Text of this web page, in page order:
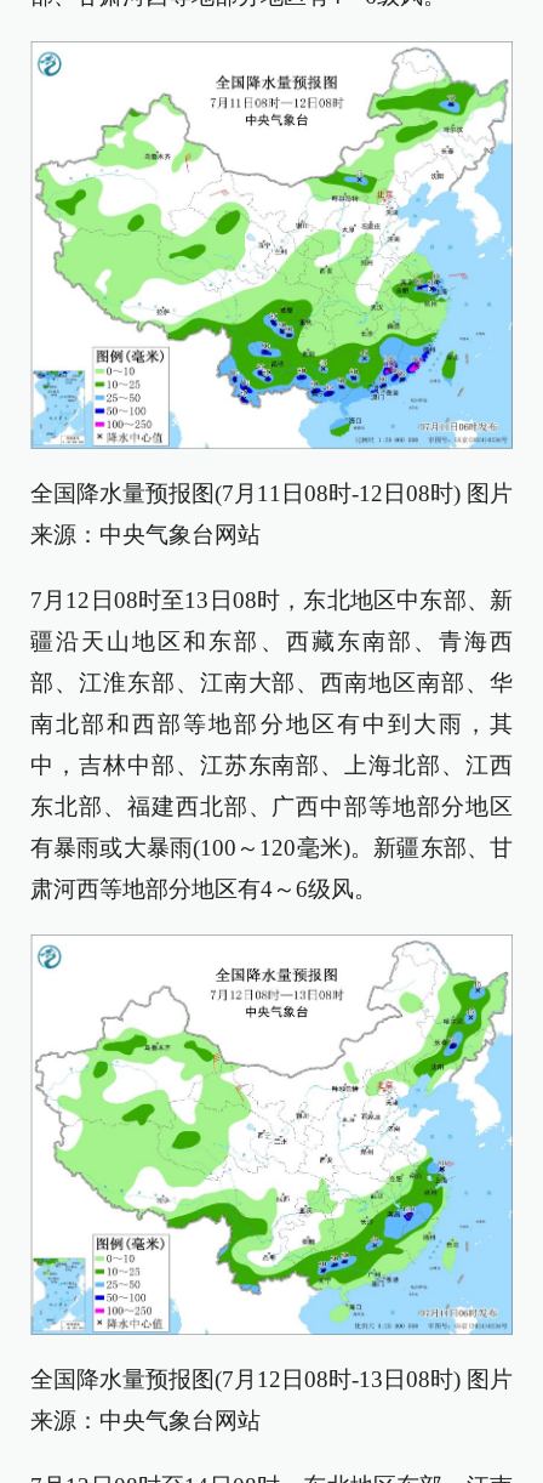
全国降水量预报图(7月11日08时-12日08时) 图片
来源：中央气象台网站
7月12日08时至13日08时，东北地区中东部、新
疆沿天山地区和东部、西藏东南部、青海西
部、江淮东部、江南大部、西南地区南部、华
南北部和西部等地部分地区有中到大雨，其
中，吉林中部、江苏东南部、上海北部、江西
东北部、福建西北部、广西中部等地部分地区
有暴雨或大暴雨(100～120毫米)。新疆东部、甘
肃河西等地部分地区有4～6级风。
全国降水量预报图(7月12日08时-13日08时) 图片
来源：中央气象台网站